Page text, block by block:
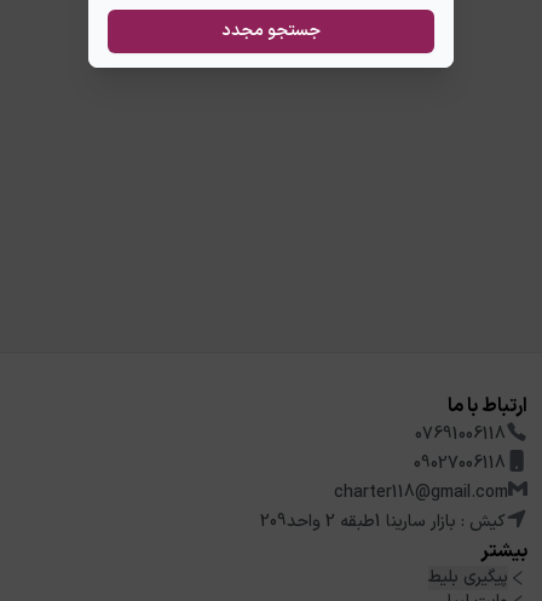
جستجو مجدد
ارتباط با ما
07691006118
09027006118
charter118@gmail.com
کیش : بازار سارینا 1طبقه 2 واحد209
بیشتر
پیگیری بلیط